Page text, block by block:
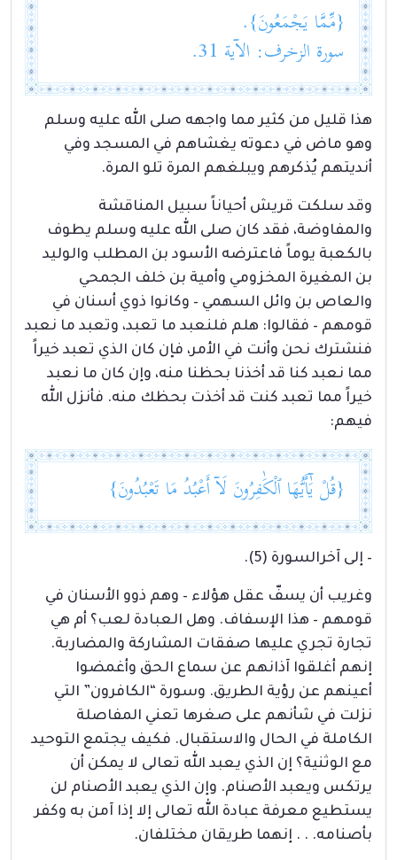
{مِّمَّا يَجْمَعُونَ}.
سورة الزخرف: الآية 31.
هذا قليل من كثير مما واجهه صلى الله عليه وسلم
وهو ماض في دعوته يغشاهم في المسجد وفي
أنديتهم يُذكرهم ويبلغهم المرة تلو المرة.
وقد سلكت قريش أحياناً سبيل المناقشة
والمفاوضة، فقد كان صلى الله عليه وسلم يطوف
بالكعبة يوماً فاعترضه الأسود بن المطلب والوليد
بن المغيرة المخزومي وأمية بن خلف الجمحي
والعاص بن وائل السهمي – وكانوا ذوي أسنان في
قومهم – فقالوا: هلم فلنعبد ما تعبد، وتعبد ما نعبد
فنشترك نحن وأنت في الأمر، فإن كان الذي تعبد خيراً
مما نعبد كنا قد أخذنا بحظنا منه، وإن كان ما نعبد
خيراً مما تعبد كنت قد أخذت بحظك منه. فأنزل الله
فيهم:
{قُلْ يَٰٓأَيُّهَا ٱلْكَٰفِرُونَ لَآ أَعْبُدُ مَا تَعْبُدُونَ}
– إلى آخرالسورة (5).
وغريب أن يسفّ عقل هؤلاء – وهم ذوو الأسنان في
قومهم – هذا الإسفاف. وهل العبادة لعب؟ أم هي
تجارة تجري عليها صفقات المشاركة والمضاربة.
إنهم أغلقوا آذانهم عن سماع الحق وأغمضوا
أعينهم عن رؤية الطريق. وسورة “الكافرون” التي
نزلت في شأنهم على صغرها تعني المفاصلة
الكاملة في الحال والاستقبال. فكيف يجتمع التوحيد
مع الوثنية؟ إن الذي يعبد الله تعالى لا يمكن أن
يرتكس ويعبد الأصنام. وإن الذي يعبد الأصنام لن
يستطيع معرفة عبادة الله تعالى إلا إذا آمن به وكفر
بأصنامه. . . إنهما طريقان مختلفان.